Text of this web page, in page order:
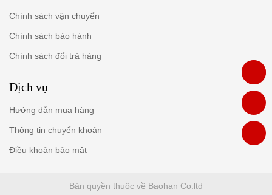
Chính sách vận chuyển
Chính sách bảo hành
Chính sách đổi trả hàng
Dịch vụ
Hướng dẫn mua hàng
Thông tin chuyển khoản
Điều khoản bảo mật
Bản quyền thuộc về Baohan Co.ltd